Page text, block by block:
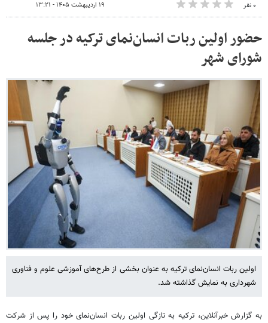
۰ نفر ۱۹ اردیبهشت ۱۴۰۵ - ۱۳:۲۱
حضور اولین ربات انسان‌نمای ترکیه در جلسه
شورای شهر
اولین ربات انسان‌نمای ترکیه به عنوان بخشی از طرح‌های آموزشی علوم و فناوری
شهرداری به نمایش گذاشته شد.
به گزارش خبرآنلاین، ترکیه به تازگی اولین ربات انسان‌نمای خود را پس از شرکت